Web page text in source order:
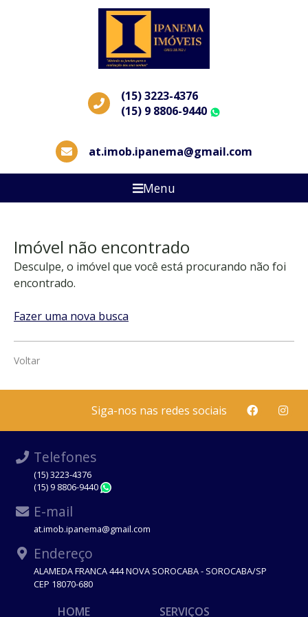
(15) 3223-4376
(15) 9 8806-9440
at.imob.ipanema@gmail.com
Menu
Imóvel não encontrado
Desculpe, o imóvel que você está procurando não foi
encontrado.
Fazer uma nova busca
Voltar
Siga-nos nas redes sociais
Telefones
(15) 3223-4376
(15) 9 8806-9440
E-mail
at.imob.ipanema@gmail.com
Endereço
ALAMEDA FRANCA 444 NOVA SOROCABA - SOROCABA/SP
CEP 18070-680
HOME SERVIÇOS